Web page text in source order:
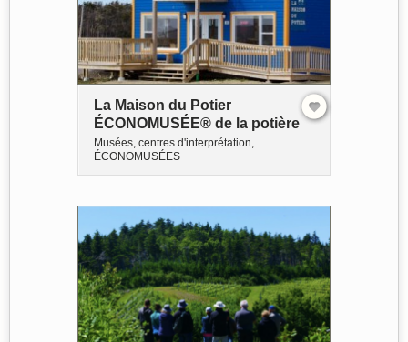
La Maison du Potier
ÉCONOMUSÉE® de la potière
Musées, centres d'interprétation,
ÉCONOMUSÉES